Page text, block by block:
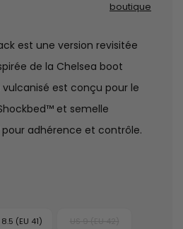
boutique
est une version revisitée
de la Chelsea boot
est conçu pour le
et semelle
adhérence et contrôle.
8.5 (EU 41)